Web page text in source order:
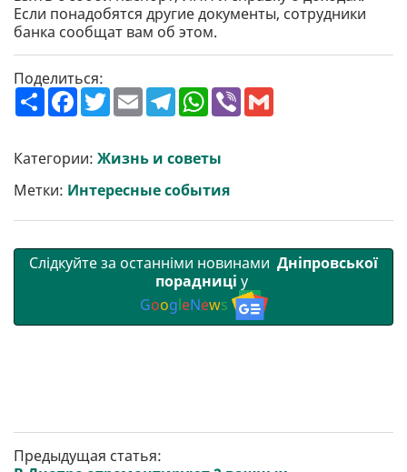
Если понадобятся другие документы, сотрудники
банка сообщат вам об этом.
Поделиться:
П
о
р
и
т
и
F
a
b
o
o
k
T
w
t
e
r
E
m
l
T
e
g
r
a
m
W
h
s
A
p
p
V
Категории: Жизнь и советы
Метки: Интересные события
Слідкуйте за останніми новинами Дніпровської
порадниці у
GoogleNews
Предыдущая статья: